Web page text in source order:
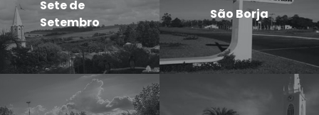
Sete de
Setembro
São Borja